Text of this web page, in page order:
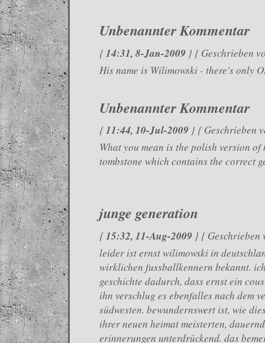
Unbenannter Kommentar
{14:31, 8-Jan-2009 } { Geschrieben
His name is Wilimowski - there's only
Unbenannter Kommentar
{11:44, 10-Jul-2009 } { Geschrieben
What you mean is the polish version
tombstone which contains the correct
junge generation
{15:32, 11-Aug-2009 } { Geschrieben
leider ist ernst wilimowski in
wirklichen fussballkennern bekannt.
geschichte dadurch, dass ernst ein
ihn verschlug es ebenfalles nach dem
südwesten. bewundernswert ist, wie
ihrer neuen heimat meisterten,
erinnerungen unterdrückend. das